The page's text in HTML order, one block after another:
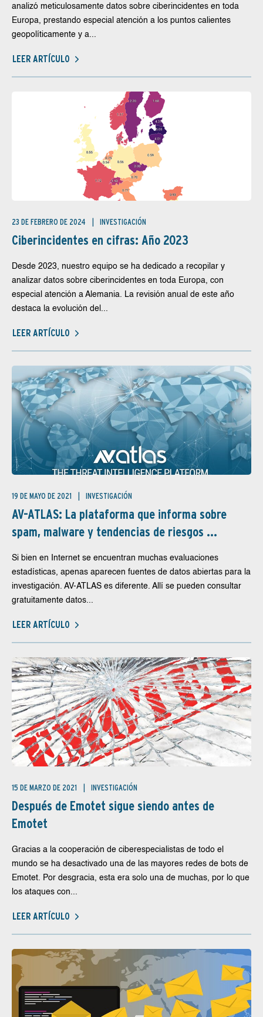
analizó meticulosamente datos sobre ciberincidentes en toda
Europa, prestando especial atención a los puntos calientes
geopolíticamente y a...
LEER ARTÍCULO
23 DE FEBRERO DE 2024 INVESTIGACIÓN
Ciberincidentes en cifras: Año 2023
Desde 2023, nuestro equipo se ha dedicado a recopilar y
analizar datos sobre ciberincidentes en toda Europa, con
especial atención a Alemania. La revisión anual de este año
destaca la evolución del...
LEER ARTÍCULO
19 DE MAYO DE 2021 INVESTIGACIÓN
AV-ATLAS: La plataforma que informa sobre
spam, malware y tendencias de riesgos ...
Si bien en Internet se encuentran muchas evaluaciones
estadísticas, apenas aparecen fuentes de datos abiertas para la
investigación. AV-ATLAS es diferente. Allí se pueden consultar
gratuitamente datos...
LEER ARTÍCULO
15 DE MARZO DE 2021 INVESTIGACIÓN
Después de Emotet sigue siendo antes de
Emotet
Gracias a la cooperación de ciberespecialistas de todo el
mundo se ha desactivado una de las mayores redes de bots de
Emotet. Por desgracia, esta era solo una de muchas, por lo que
los ataques con...
LEER ARTÍCULO